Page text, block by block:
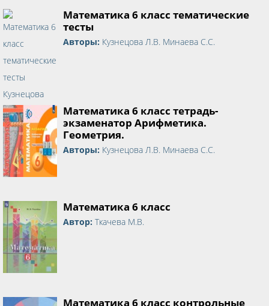
Математика 6 класс тематические
тесты
Авторы: Кузнецова Л.В. Минаева С.С.
Математика 6 класс тетрадь-
экзаменатор Арифметика.
Геометрия.
Авторы: Кузнецова Л.В. Минаева С.С.
Математика 6 класс
Автор: Ткачева М.В.
Математика 6 класс контрольные